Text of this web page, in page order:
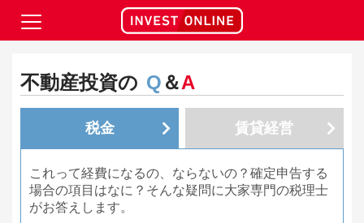
不動産投資の Q ＆A
税金 賃貸経営
これって経費になるの、ならないの？確定申告する
場合の項目はなに？そんな疑問に大家専門の税理士
がお答えします。